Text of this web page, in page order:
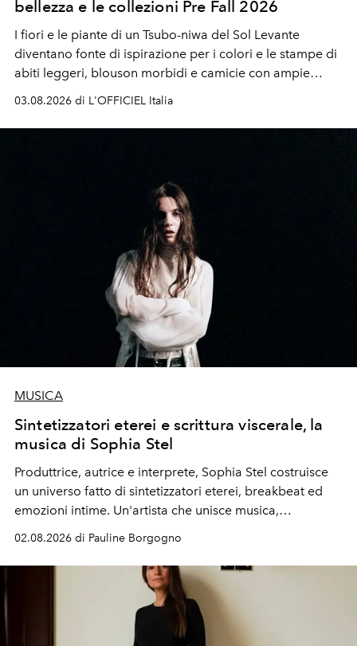
bellezza e le collezioni Pre Fall 2026
I fiori e le piante di un Tsubo-niwa del Sol Levante
diventano fonte di ispirazione per i colori e le stampe di
abiti leggeri, blouson morbidi e camicie con ampie
maniche a kimono. E si trasformano in applicazioni
03.08.2026 di L'OFFICIEL Italia
MUSICA
Sintetizzatori eterei e scrittura viscerale, la
musica di Sophia Stel
Produttrice, autrice e interprete, Sophia Stel costruisce
un universo fatto di sintetizzatori eterei, breakbeat ed
emozioni intime. Un'artista che unisce musica,
immaginario visivo e vulnerabilità senza confini.
02.08.2026 di Pauline Borgogno